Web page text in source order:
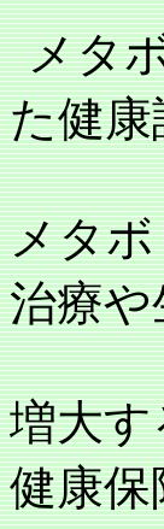
メタ
た健
メタ
治療
増大
健康